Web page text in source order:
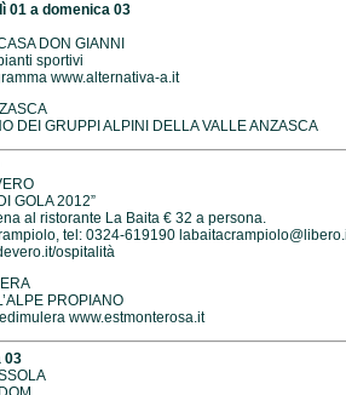
01 a domenica 03
DON GIANNI
sportivi
www.alternativa-a.it
DEI GRUPPI ALPINI DELLA VALLE ANZASCA
GOLA 2012”
al ristorante La Baita € 32 a persona.
tel: 0324-619190
ospitalità
PROPIANO
www.estmonterosa.it
03